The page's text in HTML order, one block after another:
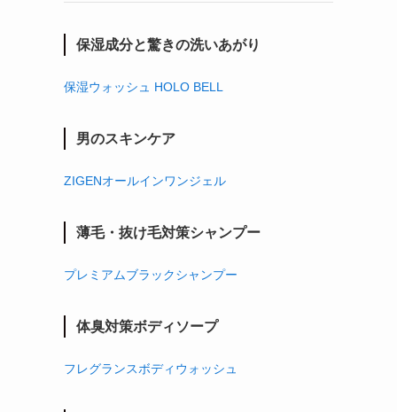
保湿成分と驚きの洗いあがり
保湿ウォッシュ HOLO BELL
男のスキンケア
ZIGENオールインワンジェル
薄毛・抜け毛対策シャンプー
プレミアムブラックシャンプー
体臭対策ボディソープ
フレグランスボディウォッシュ